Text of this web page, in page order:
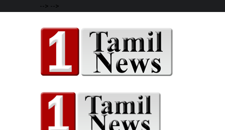
--> -->